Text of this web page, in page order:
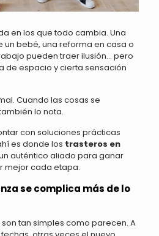
en los que todo cambia. Una
un bebé, una reforma en casa o
pueden traer ilusión… pero
de espacio y cierta sensación
Cuando las cosas se
lo nota.
con soluciones prácticas
es donde los trasteros en
auténtico aliado para ganar
mejor cada etapa.
se complica más de lo
tan simples como parecen. A